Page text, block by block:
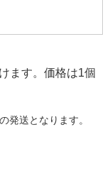
ます。価格は1個
発送となります。